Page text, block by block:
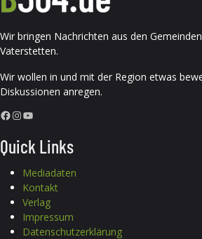
Wir bringen Nachrichten aus den
Vaterstetten.
Wir wollen in und mit der Region etwas
Diskussionen anregen.
Facebook InstagramYouTube
Quick Links
Mediadaten
Kontakt
Verlag
Impressum
Datenschutzerklärung